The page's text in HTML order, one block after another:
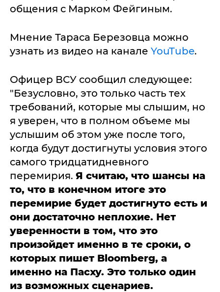
общения с Марком Фейгиным.
Мнение Тараса Березовца можно
узнать из видео на канале YouTube.
Офицер ВСУ сообщил следующее:
"Безусловно, это только часть тех
требований, которые мы слышим, но
я уверен, что в полном объеме мы
услышим об этом уже после того,
когда будут достигнуты условия этого
самого тридцатидневного
перемирия. Я считаю, что шансы на
то, что в конечном итоге это
перемирие будет достигнуто есть и
они достаточно неплохие. Нет
уверенности в том, что это
произойдет именно в те сроки, о
которых пишет Bloomberg, а
именно на Пасху. Это только один
из возможных сценариев.